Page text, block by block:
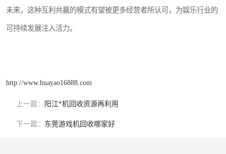
未来，这种互利共赢的模式有望被更多经营者所认可，为娱乐行业的
可持续发展注入活力。
http://www.huayao16888.com
上一篇： 阳江*机回收资源再利用
下一篇： 东莞游戏机回收哪家好